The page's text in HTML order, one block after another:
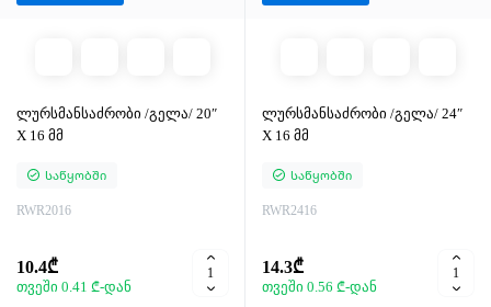
ლურსმანსაძრობი /გელა/ 20″
X 16 მმ
Საწყობში
RWR2016
10.4₾
თვეში 0.41 ₾-დან
ლურსმანსაძრობი /გელა/ 24″
X 16 მმ
Საწყობში
RWR2416
14.3₾
თვეში 0.56 ₾-დან